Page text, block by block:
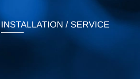
INSTALLATION / SERVICE